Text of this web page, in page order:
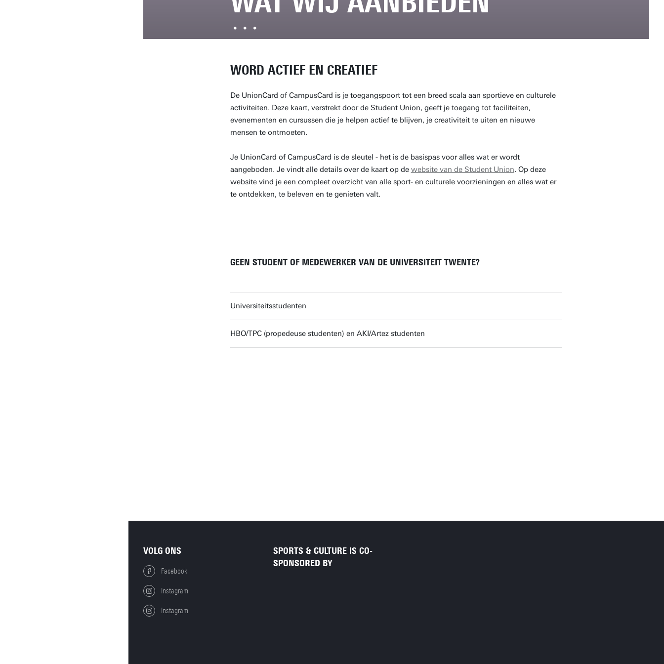
WORD ACTIEF EN CREATIEF
De UnionCard of CampusCard is je toegangspoort tot een breed scala aan sportieve en culturele
activiteiten. Deze kaart, verstrekt door de Student Union, geeft je toegang tot faciliteiten,
evenementen en cursussen die je helpen actief te blijven, je creativiteit te uiten en nieuwe
mensen te ontmoeten.
Je UnionCard of CampusCard is de sleutel - het is de basispas voor alles wat er wordt
aangeboden. Je vindt alle details over de kaart op de website van de Student Union. Op deze
website vind je een compleet overzicht van alle sport- en culturele voorzieningen en alles wat er
te ontdekken, te beleven en te genieten valt.
GEEN STUDENT OF MEDEWERKER VAN DE UNIVERSITEIT TWENTE?
Universiteitsstudenten
HBO/TPC (propedeuse studenten) en AKI/Artez studenten
VOLG ONS
Facebook
Instagram
Instagram
SPORTS & CULTURE IS CO-
SPONSORED BY